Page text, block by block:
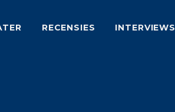
RECENSIES INTERVIEWS